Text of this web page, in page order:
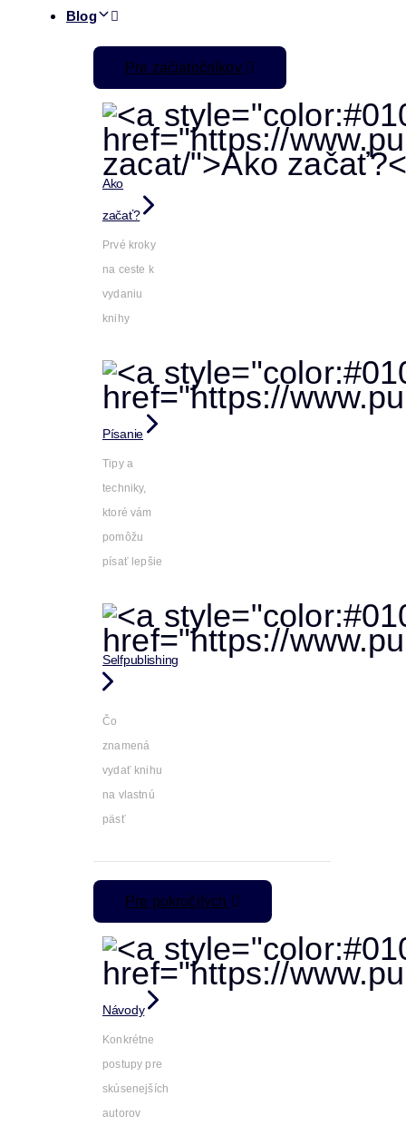
Blog
Pre začiatočníkov
Ako
začať?
Prvé kroky
na ceste k
vydaniu
knihy
Písanie
Tipy a
techniky,
ktoré vám
pomôžu
písať lepšie
Selfpublishing
Čo
znamená
vydať knihu
na vlastnú
päsť
Pre pokročilých
Návody
Konkrétne
postupy pre
skúsenejších
autorov